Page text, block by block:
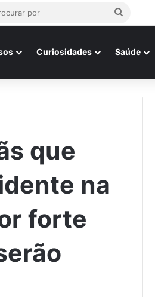
Procurar
Curiosidades Saúde
que
na
forte